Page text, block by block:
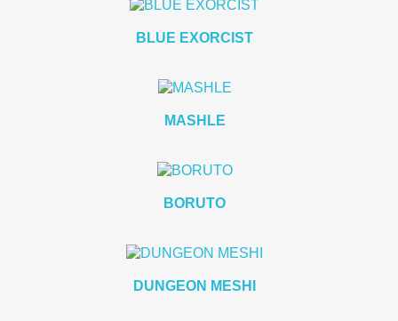
BLUE EXORCIST
MASHLE
BORUTO
DUNGEON MESHI